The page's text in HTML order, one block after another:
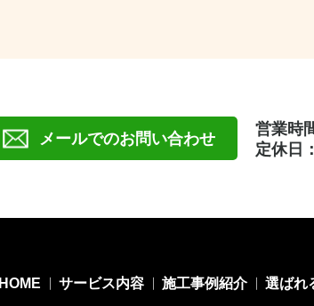
メールでのお問い合わせ
営業時
定休日
HOME サービス内容 施工事例紹介 選ばれ